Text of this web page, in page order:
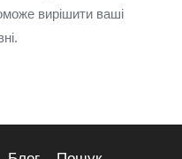
вирішити ваші